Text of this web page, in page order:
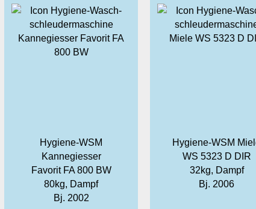
Hygiene-WSM
Kannegiesser
Favorit FA 800 BW
80kg, Dampf
Bj. 2002
Hygiene-WSM
WS 5323 D DIR
32kg, Dampf
Bj. 2006